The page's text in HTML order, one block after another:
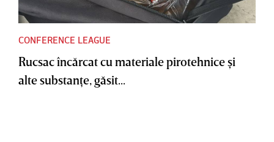
CONFERENCE LEAGUE
Rucsac încărcat cu materiale pirotehnice şi
alte substanţe, găsit...